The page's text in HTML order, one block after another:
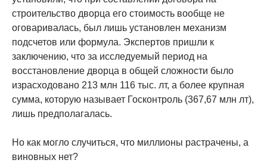
строительство дворца его стоимость вообще не
оговаривалась, был лишь установлен механизм
подсчетов или формула. Экспертов пришли к
заключению, что за исследуемый период на
восстановление дворца в общей сложности было
израсходовано 213 млн 116 тыс. лт, а более крупная
сумма, которую называет Госконтроль (367,67 млн лт),
лишь предполагалась.
Но как могло случиться, что миллионы растрачены, а
виновных нет?